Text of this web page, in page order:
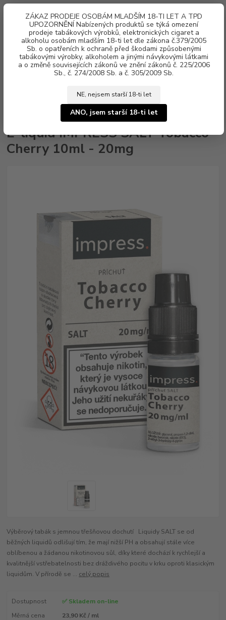
ZÁKAZ PRODEJE OSOBÁM MLADŠÍM 18-TI LET A TPD
UPOZORNĚNÍ Nabízených produktů se týká omezení
prodeje tabákových výrobků, elektronických cigaret a
alkoholu osobám mladším 18-ti let dle zákona č.379/2005
Sb. o opatřeních k ochraně před škodami způsobenými
tabákovými výrobky, alkoholem a jinými návykovými látkami
a o změně souvisejících zákonů ve znění zákonů č. 225/2006
Sb., č. 274/2008 Sb. a č. 305/2009 Sb.
NE, nejsem starší 18-ti let
ANO, jsem starší 18-ti let
Menu
za0 Kč
IMPRESS SALT Tobacco Cherry 10ml - 20mg
E-liquid IMPRESS SALT Tobacco
Cherry 10ml - 20mg
Výběrový tabák s jemnou třešňovou dochutí Liquidy SALT se od
běžných liquidů odlišují tím, že mají nižší PH a obsahují stále více
oblíbenou a žádanou nikotinovou sůl, díky které dochází k rychlejší a
kvalitnější vstřebatelnosti bez dráždivého pocitu v krku oproti klasickým
liquidům. V přírodě se ... celý popis
Dostupnost
✅ Skladem on-line
Měrná cena
23,90 Kč / ml